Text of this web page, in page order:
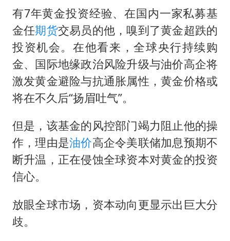
有7年黄金投资经验、在国内一家私募基
金任期货交易员的他，嗅到了黄金超跌的
投资机会。在他看来，全球央行持续购
金、国际地缘政治风险升级与油价高企将
激发黄金避险与抗通胀属性，黄金价格或
将在不久后“扬眉吐气”。
但是，该基金的风控部门竭力阻止他的操
作，理由是油价高企令美联储加息预期不
断升温，正在侵蚀全球资本对黄金的投资
信心。
放眼全球市场，资本动向更显示出巨大分
歧。